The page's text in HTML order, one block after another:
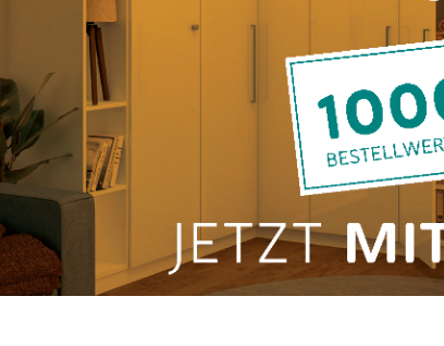
Schiebetür
Schiebetür als Raumteiler
Schiebetür vor einer Nische
Schiebetür als Durchgangstür
Schiebetür für Dachschräge
Tisch
Couchtisch